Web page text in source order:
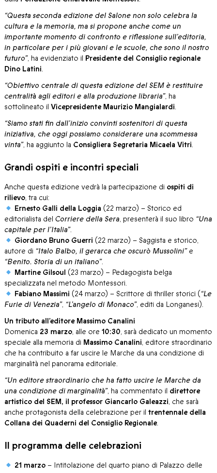
“Questa seconda edizione del Salone non solo celebra la
cultura e la memoria, ma si propone anche come un
importante momento di confronto e riflessione sull’editoria,
in particolare per i più giovani e le scuole, che sono il nostro
futuro”, ha evidenziato il Presidente del Consiglio regionale
Dino Latini.
“Obiettivo centrale di questa edizione del SEM è restituire
centralità agli editori e alla produzione libraria”, ha
sottolineato il Vicepresidente Maurizio Mangialardi.
“Siamo stati fin dall’inizio convinti sostenitori di questa
iniziativa, che oggi possiamo considerare una scommessa
vinta”, ha aggiunto la Consigliera Segretaria Micaela Vitri.
Grandi ospiti e incontri speciali
Anche questa edizione vedrà la partecipazione di ospiti di
rilievo, tra cui:
Ernesto Galli della Loggia (22 marzo) – Storico ed
editorialista del Corriere della Sera, presenterà il suo libro “Una
capitale per l’Italia”.
Giordano Bruno Guerri (22 marzo) – Saggista e storico,
autore di “Italo Balbo, il gerarca che oscurò Mussolini”e
“Benito. Storia di un italiano”.
Martine Gilsoul (23 marzo) – Pedagogista belga
specializzata nel metodo Montessori.
Fabiano Massimi (24 marzo) – Scrittore di thriller storici (“Le
Furie di Venezia”, “L’angelo di Monaco”, editi da Longanesi).
Un tributo all’editore Massimo Canalini
Domenica 23 marzo, alle ore 10:30, sarà dedicato un momento
speciale alla memoria di Massimo Canalini, editore straordinario
che ha contribuito a far uscire le Marche da una condizione di
marginalità nel panorama editoriale.
“Un editore straordinario che ha fatto uscire le Marche da
una condizione di marginalità”, ha commentato il direttore
artistico del SEM, il professor Giancarlo Galeazzi, che sarà
anche protagonista della celebrazione per il trentennale della
Collana dei Quaderni del Consiglio Regionale.
Il programma delle celebrazioni
21 marzo – Intitolazione del quarto piano di Palazzo delle